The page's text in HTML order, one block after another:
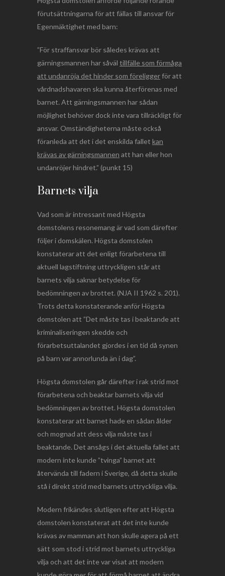
förutsättningarna för att fällas till ansvar för
Egenmäktighet med barn:
”För straffansvar bör således krävas att
gärningsmannen har såväl tillfälle som förmåga
att undanröja det hinder som föreliggerför att
vårdnadshavaren ska kunna återförenas med
barnet. Att gärningsmannen har sådan
möjlighet behöver dock inte vara tillräckligt för
ansvar. Omständigheterna måste också
föranleda att det i det enskilda fallet kan
krävas av gärningsmannen att han eller hon
undanröjer hindret.” (punkt 15)
Barnets vilja
Vad som är intressant med Högsta
domstolens resonemang är vad som därefter
följer i domskälen. Högsta domstolen
konstaterar att det enligt förarbetena till
aktuell lagstiftning uttryckligen står att
barnets vilja saknar betydelse för
bedömningen av brottet. (NJA II 1962 s. 201).
Trots detta konstaterande anför Högsta
domstolen att ”Det måste tas i beaktande att
kriminaliseringen skedde och
förarbetsuttalandet gjordes i en tid då synen
på barn var annorlunda än i dag”.
Högsta domstolen går därefter i rak strid mot
förarbetena och beaktar barnets vilja vid
bedömningen av brottet. Högsta domstolen
konstaterar att barnet hade en sådan ålder
och mognad att dess vilja måste tas i
beaktande. Det ansågs i det aktuella fallet att
modern inte kunde ”tvinga” barnet att
återvända till fadern i Sverige, då detta skulle
stå i direkt strid med barnets uttryckliga vilja.
Modern frikändes slutligen efter att Högsta
domstolen konstaterat att det inte kunde
krävas av mamman att hon skulle agera på ett
sätt som stod i strid mot barnets uttryckliga
vilja och att det inte var visat att modern